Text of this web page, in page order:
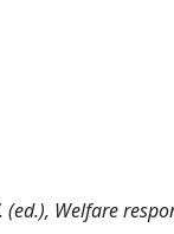
Welfare